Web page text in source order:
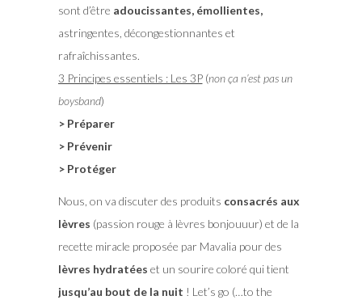
sont d’être adoucissantes, émollientes,
astringentes, décongestionnantes et
rafraîchissantes.
3 Principes essentiels : Les 3P(non ça n’est pas un
boysband)
> Préparer
> Prévenir
> Protéger
Nous, on va discuter des produits consacrés aux
lèvres (passion rouge à lèvres bonjouuur) et de la
recette miracle proposée par Mavalia pour des
lèvres hydratées et un sourire coloré qui tient
jusqu’au bout de la nuit ! Let’s go (…to the